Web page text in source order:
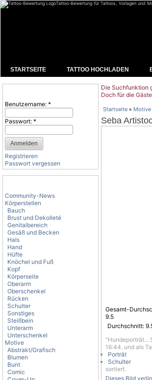
Tattoo-Bewertung für Tattoos, Vorlagen und
STARTSEITE TATTOO HOCHLADEN
Benutzername: *
Passwort: *
Registrieren
Passwort vergessen
Community-News
Körperstellen
Bauch
Brust und Dekolleté
Genitalbereich
Gesäß und Becken
Hals
Hand
Hüfte
Knöchel und Fuß
Kopf
Körperseite
Oberarm
Oberschenkel
Rücken
Schulter
Sonstiges
Steißbein
Unterarm
Unterschenkel
Motive
Abstrakt/Grafisch
Blumen
Bunt
Comic
Die Suchfunktion
Doch für die
Startseite » Motive
Seba
Gesamt-
9.5
Durchschnitt:
"Hundeporträt...
16:44. und als
Porträt
Schulter
sortiert.
Dieses Bild